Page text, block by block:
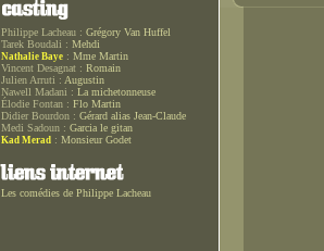
Philippe Lacheau : Grégory Van Huffel
Tarek Boudali : Mehdi
Nathalie Baye : Mme Martin
Vincent Desagnat : Romain
Julien Arruti : Augustin
Nawell Madani : La michetonneuse
Élodie Fontan : Flo Martin
Didier Bourdon : Gérard alias Jean-Claude
Medi Sadoun : Garcia le gitan
Kad Merad : Monsieur Godet
Les comédies de Philippe Lacheau